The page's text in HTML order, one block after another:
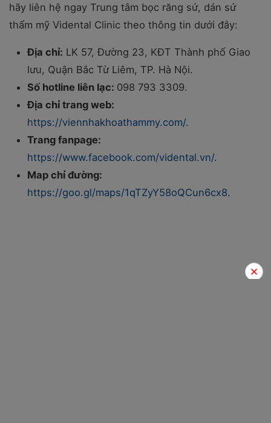
hãy liên hệ ngay Trung tâm bọc răng sứ, dán sứ
thẩm mỹ Vidental Clinic theo thông tin dưới đây:
Địa chỉ: LK 57, Đường 23, KĐT Thành phố Giao
lưu, Quận Bắc Từ Liêm, TP. Hà Nội.
Số hotline liên lạc: 098 793 3309.
Địa chỉ trang web:
https://viennhakhoathammy.com/.
Trang fanpage:
https://www.facebook.com/vidental.vn/.
Map chỉ đường:
https://goo.gl/maps/1qTZyY58oQCun6cx8.